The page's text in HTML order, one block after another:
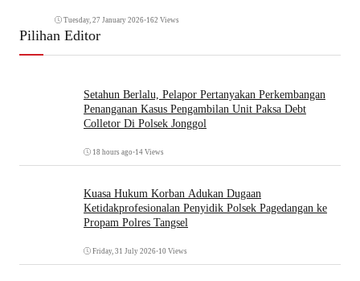
Tuesday, 27 January 2026•162 Views
Pilihan Editor
Setahun Berlalu, Pelapor Pertanyakan Perkembangan
Penanganan Kasus Pengambilan Unit Paksa Debt
Colletor Di Polsek Jonggol
18 hours ago •14 Views
Kuasa Hukum Korban Adukan Dugaan
Ketidakprofesionalan Penyidik Polsek Pagedangan ke
Propam Polres Tangsel
Friday, 31 July 2026•10 Views